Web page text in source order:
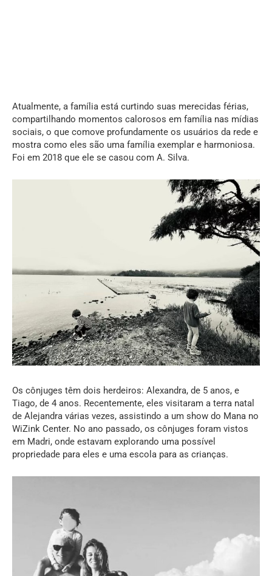
Atualmente, a família está curtindo suas merecidas férias,
compartilhando momentos calorosos em família nas mídias
sociais, o que comove profundamente os usuários da rede e
mostra como eles são uma família exemplar e harmoniosa.
Foi em 2018 que ele se casou com A. Silva.
Os cônjuges têm dois herdeiros: Alexandra, de 5 anos, e
Tiago, de 4 anos. Recentemente, eles visitaram a terra natal
de Alejandra várias vezes, assistindo a um show do Mana no
WiZink Center. No ano passado, os cônjuges foram vistos
em Madri, onde estavam explorando uma possível
propriedade para eles e uma escola para as crianças.